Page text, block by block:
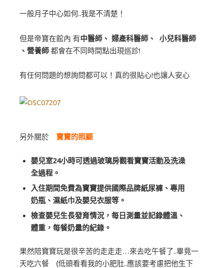
一般月子中心如何..我是不清楚！
但是帝寶在館內 有中醫師、 婦產科醫師、 小兒科醫師
、營養師 都會在不同時間點出現巡診!
有任何問題的想詢問都可以！真的很貼心!也讓人安心
另外關於 寶寶的照顧
嬰兒室24小時可透過玻璃房觀看寶寶活動及洗澡
全過程。
入住期間免費為寶寶提供國際品牌紙尿褲、專用
奶瓶、濕紙巾及嬰兒衣服等。
檢查嬰兒生長發育情況，每日測量並記錄體溫、
體重，每餐奶量的紀錄。
果然陪寶寶玩是很辛苦的走走走…來去吃午餐了..畢竟一
天吃六餐 (低頭看看我的小肥肚..應該要考慮把他生下